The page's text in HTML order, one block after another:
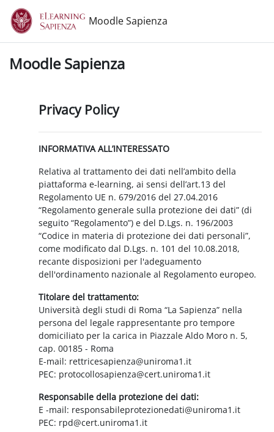
Vai al contenuto principale
Moodle Sapienza
Moodle Sapienza
Privacy Policy
INFORMATIVA ALL’INTERESSATO
Relativa al trattamento dei dati nell’ambito della
piattaforma e-learning, ai sensi dell’art.13 del
Regolamento UE n. 679/2016 del 27.04.2016
“Regolamento generale sulla protezione dei dati” (di
seguito “Regolamento”) e del D.Lgs. n. 196/2003
“Codice in materia di protezione dei dati personali”,
come modificato dal D.Lgs. n. 101 del 10.08.2018,
recante disposizioni per l'adeguamento
dell'ordinamento nazionale al Regolamento europeo.
Titolare del trattamento:
Università degli studi di Roma “La Sapienza” nella
persona del legale rappresentante pro tempore
domiciliato per la carica in Piazzale Aldo Moro n. 5,
cap. 00185 - Roma
E-mail: rettricesapienza@uniroma1.it
PEC: protocollosapienza@cert.uniroma1.it
Responsabile della protezione dei dati:
E -mail: responsabileprotezionedati@uniroma1.it
PEC: rpd@cert.uniroma1.it